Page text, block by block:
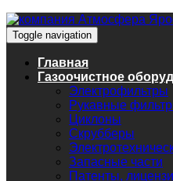
Toggle navigation
Главная
Газоочистное
Электрофильтры
Рукавные
Циклоны
Скрубберы
Запасные части
Патенты,